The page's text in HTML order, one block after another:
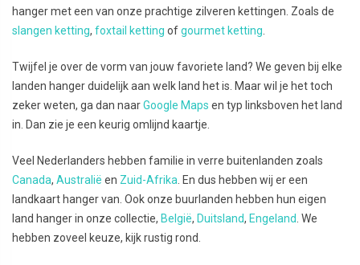
hanger met een van onze prachtige zilveren kettingen. Zoals de
slangen ketting, foxtail ketting ofgourmet ketting
Twijfel je over de vorm van jouw favoriete land? We geven bij elke
landen hanger duidelijk aan welk land het is. Maar wil je het toch
zeker weten, ga dan naarGoogle Maps en typ linksboven het land
in. Dan zie je een keurig omlijnd kaartje.
Veel Nederlanders hebben familie in verre buitenlanden zoals
Canada, Australië en Zuid-Afrika . En dus hebben wij er een
landkaart hanger van. Ook onze buurlanden hebben hun eigen
land hanger in onze collectie, België, Duitsland, Engeland . We
hebben zoveel keuze, kijk rustig rond.